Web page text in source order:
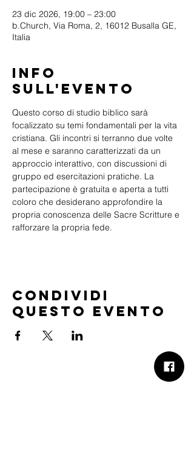
23 dic 2026, 19:00 – 23:00
b.Church, Via Roma, 2, 16012 Busalla GE,
Italia
Info
sull'evento
Questo corso di studio biblico sarà
focalizzato su temi fondamentali per la vita
cristiana. Gli incontri si terranno due volte
al mese e saranno caratterizzati da un
approccio interattivo, con discussioni di
gruppo ed esercitazioni pratiche. La
partecipazione è gratuita e aperta a tutti
coloro che desiderano approfondire la
propria conoscenza delle Sacre Scritture e
rafforzare la propria fede.
Condividi
questo evento